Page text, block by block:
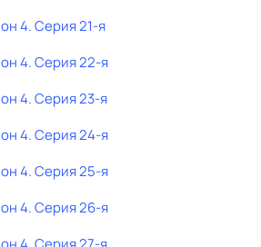
4. Серия 21-я
4. Серия 22-я
4. Серия 23-я
4. Серия 24-я
4. Серия 25-я
4. Серия 26-я